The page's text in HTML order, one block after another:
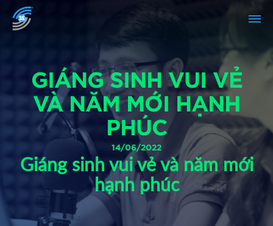
GIÁNG SINH VUI VẺ
VÀ NĂM MỚI HẠNH
PHÚC
14/06/2022
Giáng sinh vui vẻ và năm mới
hạnh phúc